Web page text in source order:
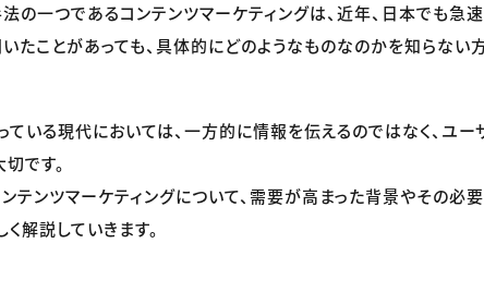
の一つであるコンテンツマーケティングは、近年、日本でも急速
いたことがあっても、具体的にどのようなものなのかを知らない
いる現代においては、一方的に情報を伝えるのではなく、ユ
です。
テンツマーケティングについて、需要が高まった背景やその必要
解説していきます。